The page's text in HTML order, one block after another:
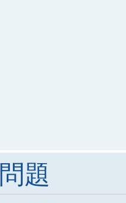
題